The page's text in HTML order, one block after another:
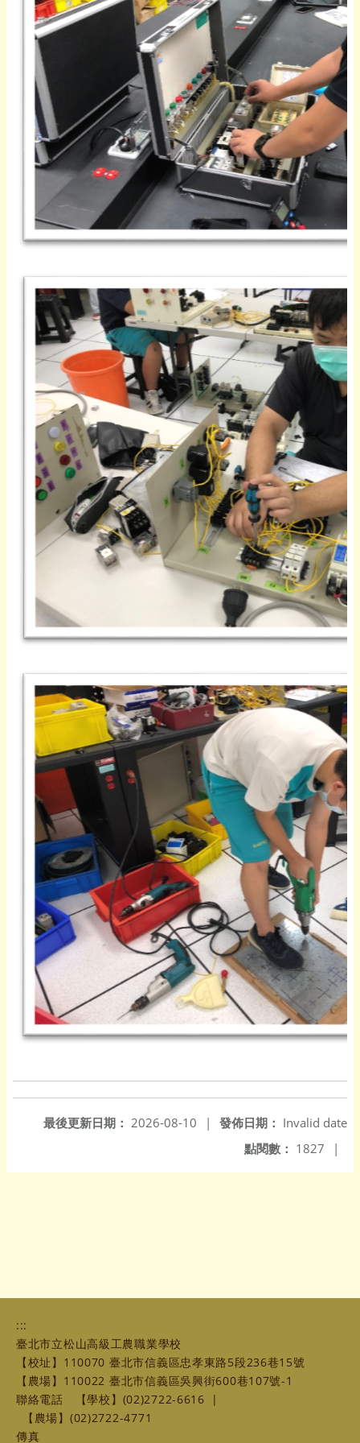
發佈日期： Invalid date
最後更新日期： 2026-08-10
|
點閱數： 1827 |
:::
臺北市立松山高級工農職業學校
【校址】110070 臺北市信義區忠孝東路5段236巷15號
【農場】110022 臺北市信義區吳興街600巷107號-1
聯絡電話
【學校】(02)2722-6616
|
【農場】(02)2722-4771
傳真